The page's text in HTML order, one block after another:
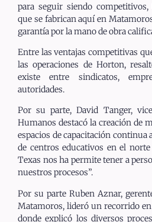
para seguir siendo
que se fabrican aquí en
garantía por la mano de obra
Entre las ventajas competitivas
las operaciones de Horton,
existe entre sindicatos,
autoridades.
Por su parte, David Tanger,
Humanos destacó la creación de
espacios de capacitación continua
de centros educativos en el
Texas nos ha permite tener a
nuestros procesos”.
Por su parte Ruben Aznar,
Matamoros, lideró un recorrido
donde explicó los diversos